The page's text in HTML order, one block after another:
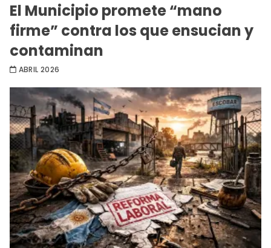
El Municipio promete “mano
firme” contra los que ensucian y
contaminan
ABRIL 2026